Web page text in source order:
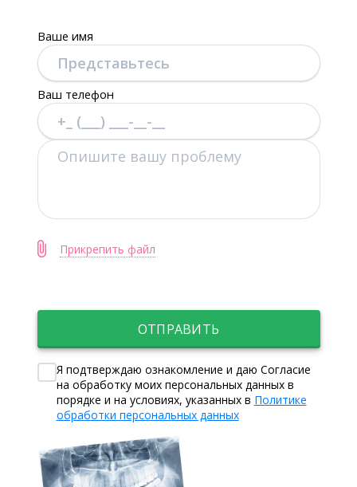
Ваше имя
Ваш телефон
Прикрепить файл
ОТПРАВИТЬ
Я подтверждаю ознакомление и даю Согласие
на обработку моих персональных данных в
порядке и на условиях, указанных в Политике
обработки персональных данных